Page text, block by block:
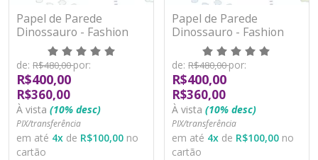
Papel de Parede
Dinossauro - Fashion
Baby II - BF539 - Vinílico
de: R$480,00por:
R$400,00
R$360,00
À vista (10% desc)
PIX/transferência
em até 4x de R$100,00 no
cartão
Papel de Parede
Dinossauro - Fashion
Baby II - BF540 - Vinílico
de: R$480,00por:
R$400,00
R$360,00
À vista (10% desc)
PIX/transferência
em até 4x de R$100,00 no
cartão